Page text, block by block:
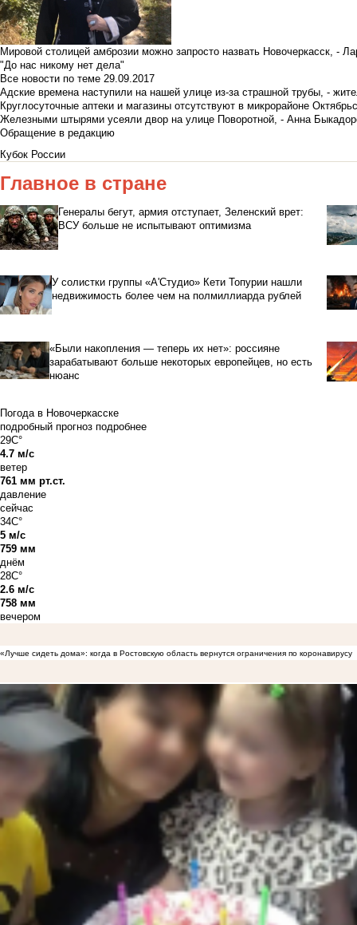
Мировой столицей амброзии можно запросто назвать Новочеркасск, -
"До нас никому нет дела"
Все новости по теме 29.09.2017
Адские времена наступили на нашей улице из-за страшной трубы, -
Круглосуточные аптеки и магазины отсутствуют в микрорайоне
Железными штырями усеяли двор на улице Поворотной, - Анна
Обращение в редакцию
Кубок России
Главное в стране
Генералы бегут, армия отступает, Зеленский врет:
ВСУ больше не испытывают оптимизма
У солистки группы «А'Студио» Кети Топурии нашли
недвижимость более чем на полмиллиарда рублей
«Были накопления — теперь их нет»: россияне
зарабатывают больше некоторых европейцев, но есть
нюанс
Погода в Новочеркасске
подробный прогноз подробнее
29C°
4.7 м/с
ветер
761 мм рт.ст.
давление
сейчас
34C°
5 м/с
759 мм
днём
28C°
2.6 м/с
758 мм
вечером
«Лучше сидеть дома»: когда в Ростовскую область вернутся ограничения по коронавирусу